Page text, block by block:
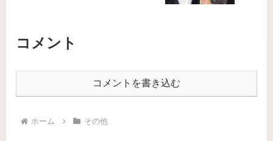
コメント
コメントを書き込む
ホーム その他